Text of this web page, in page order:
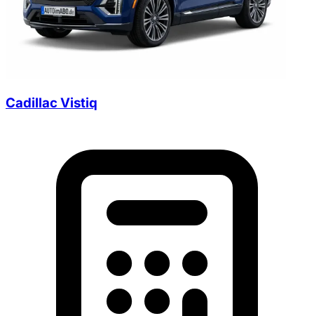
Cadillac Vistiq